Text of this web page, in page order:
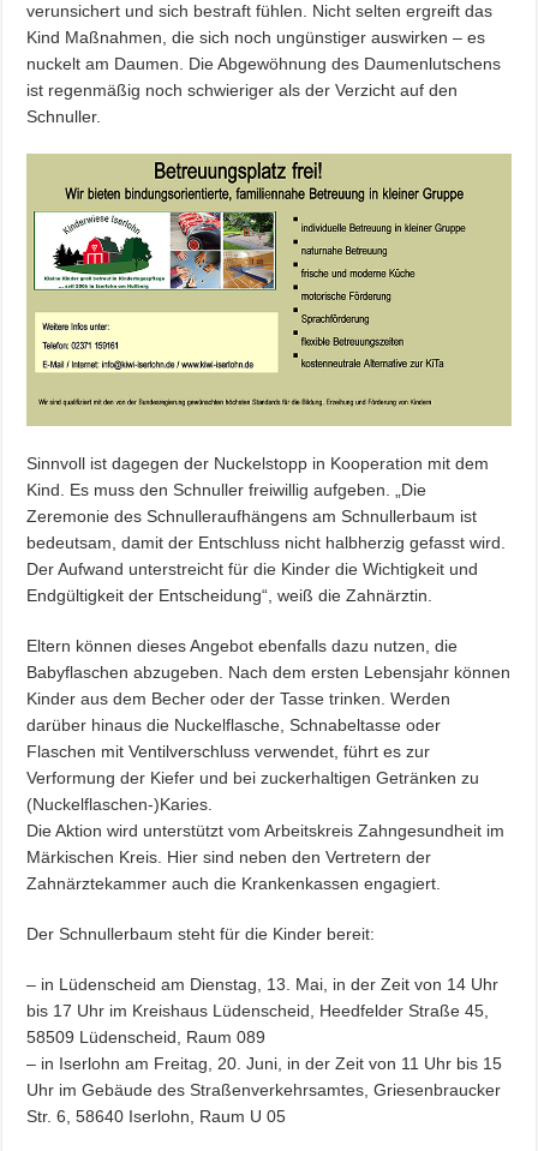
verunsichert und sich bestraft fühlen. Nicht selten ergreift das
Kind Maßnahmen, die sich noch ungünstiger auswirken – es
nuckelt am Daumen. Die Abgewöhnung des Daumenlutschens
ist regenmäßig noch schwieriger als der Verzicht auf den
Schnuller.
Sinnvoll ist dagegen der Nuckelstopp in Kooperation mit dem
Kind. Es muss den Schnuller freiwillig aufgeben. „Die
Zeremonie des Schnulleraufhängens am Schnullerbaum ist
bedeutsam, damit der Entschluss nicht halbherzig gefasst wird.
Der Aufwand unterstreicht für die Kinder die Wichtigkeit und
Endgültigkeit der Entscheidung“, weiß die Zahnärztin.
Eltern können dieses Angebot ebenfalls dazu nutzen, die
Babyflaschen abzugeben. Nach dem ersten Lebensjahr können
Kinder aus dem Becher oder der Tasse trinken. Werden
darüber hinaus die Nuckelflasche, Schnabeltasse oder
Flaschen mit Ventilverschluss verwendet, führt es zur
Verformung der Kiefer und bei zuckerhaltigen Getränken zu
(Nuckelflaschen-)Karies.
Die Aktion wird unterstützt vom Arbeitskreis Zahngesundheit im
Märkischen Kreis. Hier sind neben den Vertretern der
Zahnärztekammer auch die Krankenkassen engagiert.
Der Schnullerbaum steht für die Kinder bereit:
– in Lüdenscheid am Dienstag, 13. Mai, in der Zeit von 14 Uhr
bis 17 Uhr im Kreishaus Lüdenscheid, Heedfelder Straße 45,
58509 Lüdenscheid, Raum 089
– in Iserlohn am Freitag, 20. Juni, in der Zeit von 11 Uhr bis 15
Uhr im Gebäude des Straßenverkehrsamtes, Griesenbraucker
Str. 6, 58640 Iserlohn, Raum U 05